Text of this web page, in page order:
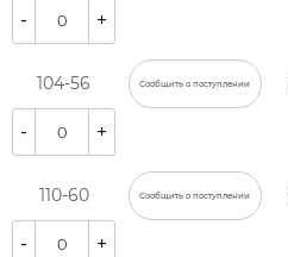
- +
104-56 Сообщить о поступлении
- +
110-60 Сообщить о поступлении
- +